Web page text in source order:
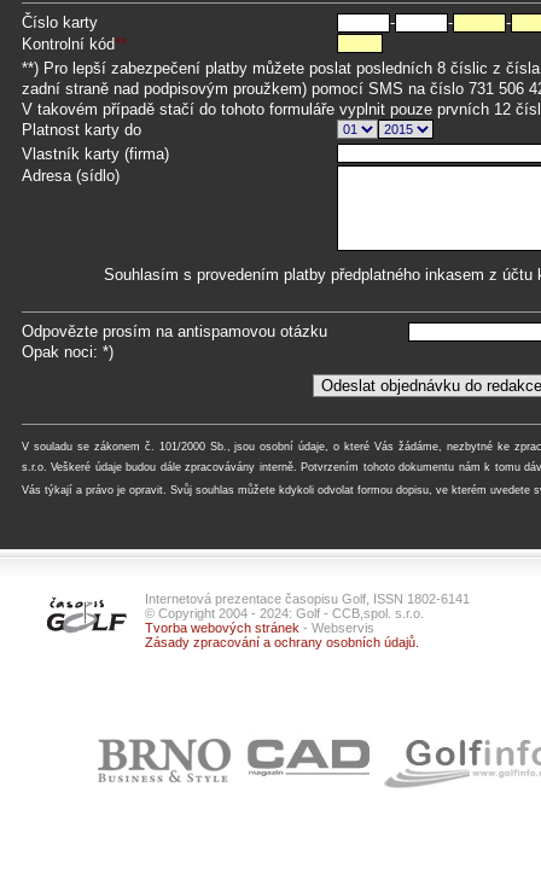
Číslo karty - -
-
Kontrolní kód**
**) Pro lepší zabezpečení platby můžete poslat posledních 8 číslic z
zadní straně nad podpisovým proužkem) pomocí SMS na číslo 731 506
V takovém případě stačí do tohoto formuláře vyplnit pouze prvních 12
Platnost karty do
Vlastník karty (firma)
Adresa (sídlo)
Souhlasím s provedením platby předplatného inkasem z účtu
Odpovězte prosím na antispamovou otázku
Opak noci: *)
V souladu se zákonem č. 101/2000 Sb., jsou osobní údaje, o které Vás žádáme, nezbytné ke
s.r.o. Veškeré údaje budou dále zpracovávány interně. Potvrzením tohoto dokumentu nám k tomu
Vás týkají a právo je opravit. Svůj souhlas můžete kdykoli odvolat formou dopisu, ve kterém uvedete
Internetová prezentace časopisu Golf, ISSN 1802-6141
© Copyright 2004 - 2024: Golf - CCB,spol. s.r.o.
Tvorba webových stránek - Webservis
Zásady zpracování a ochrany osobních údajů.